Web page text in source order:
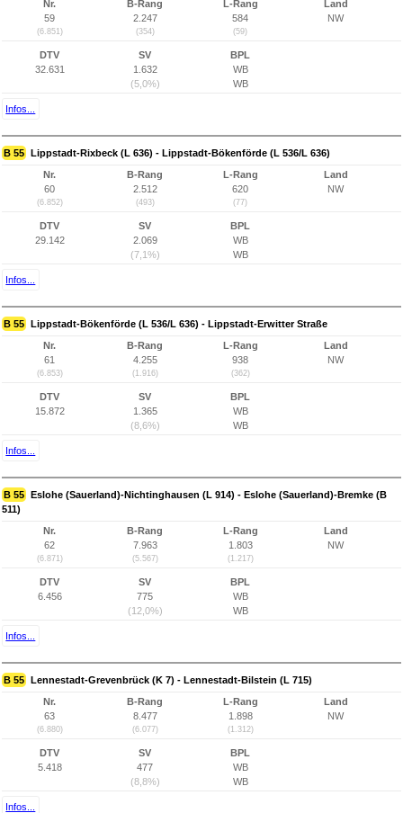
Nr.
59
(6.851)
B-Rang
2.247
(354)
L-Rang
584
(59)
Land
NW
DTV
32.631
SV
1.632
(5,0%)
BPL
WB
WB
Infos...
B 55 Lippstadt-Rixbeck (L 636) - Lippstadt-Bökenförde (L 536/L 636)
Nr.
60
(6.852)
B-Rang
2.512
(493)
L-Rang
620
(77)
Land
NW
DTV
29.142
SV
2.069
(7,1%)
BPL
WB
WB
Infos...
B 55 Lippstadt-Bökenförde (L 536/L 636) - Lippstadt-Erwitter Straße
Nr.
61
(6.853)
B-Rang
4.255
(1.916)
L-Rang
938
(362)
Land
NW
DTV
15.872
SV
1.365
(8,6%)
BPL
WB
WB
Infos...
B 55 Eslohe (Sauerland)-Nichtinghausen (L 914) - Eslohe (Sauerland)-Bremke (B
511)
Nr.
62
(6.871)
B-Rang
7.963
(5.567)
L-Rang
1.803
(1.217)
Land
NW
DTV
6.456
SV
775
(12,0%)
BPL
WB
WB
Infos...
B 55 Lennestadt-Grevenbrück (K 7) - Lennestadt-Bilstein (L 715)
Nr.
63
(6.880)
B-Rang
8.477
(6.077)
L-Rang
1.898
(1.312)
Land
NW
DTV
5.418
SV
477
(8,8%)
BPL
WB
WB
Infos...